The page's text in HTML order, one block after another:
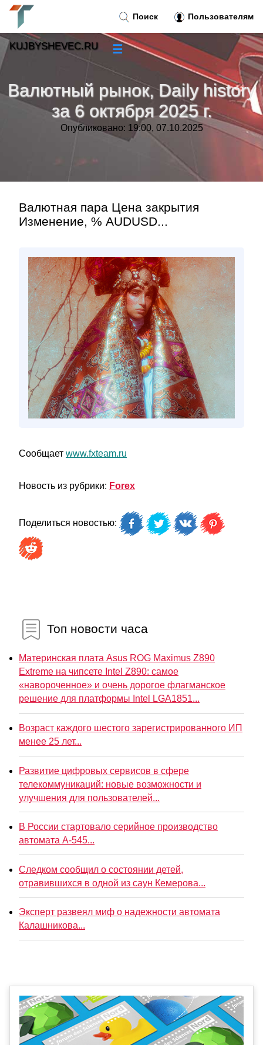
Валютный рынок, Daily history
за 6 октября 2025 г.
Опубликовано: 19:00, 07.10.2025
Валютная пара Цена закрытия
Изменение, % AUDUSD...
Сообщает www.fxteam.ru
Новость из рубрики: Forex
Поделиться новостью:
Топ новости часа
Материнская плата Asus ROG Maximus Z890
Extreme на чипсете Intel Z890: самое
«навороченное» и очень дорогое флагманское
решение для платформы Intel LGA1851...
Возраст каждого шестого зарегистрированного ИП
менее 25 лет...
Развитие цифровых сервисов в сфере
телекоммуникаций: новые возможности и
улучшения для пользователей...
В России стартовало серийное производство
автомата А-545...
Следком сообщил о состоянии детей,
отравившихся в одной из саун Кемерова...
Эксперт развеял миф о надежности автомата
Калашникова...
Поиск Пользователям
KUJBYSHEVEC.RU ☰
»
Тренды новостей »
»
Контакт»